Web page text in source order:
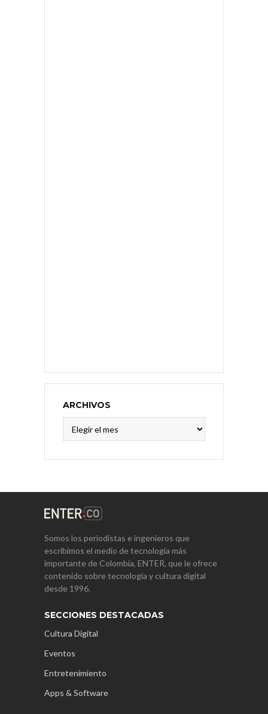
ARCHIVOS
Somos los periodistas e ingenieros que
escribimos el medio de tecnología más
importante de Colombia, ENTER, que le ofrece
contenido sobre tecnología y cultura digital
desde 1996.
SECCIONES DESTACADAS
Cultura Digital
Eventos
Entretenimiento
Apps & Software